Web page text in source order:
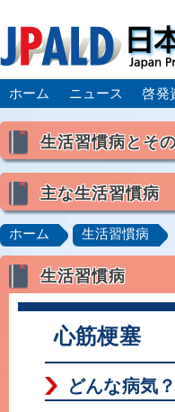
ホーム ニュース 啓発
生活習慣病とそ
喫煙
食生活
主な生活習慣病
高血圧 脂質異常
肥満症／メタボリッ
脂肪肝／NAFLD／
ロコモティブシンド
ホーム 生活習慣病
生活習慣病
心筋梗塞
どんな病気？